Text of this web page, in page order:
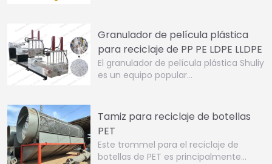
Granulador de película plástica
para reciclaje de PP PE LDPE LLDPE
El granulador de película plástica Shuliy
es un equipo popular…
Tamiz para reciclaje de botellas
PET
Este trommel para el reciclaje de
botellas de PET es principalmente…